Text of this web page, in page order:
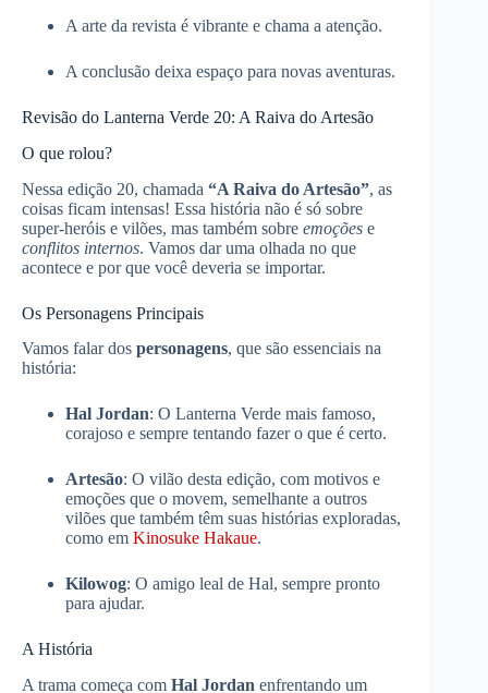
A arte da revista é vibrante e chama a atenção.
A conclusão deixa espaço para novas aventuras.
Revisão do Lanterna Verde 20: A Raiva do Artesão
O que rolou?
Nessa edição 20, chamada “A Raiva do Artesão”, as
coisas ficam intensas! Essa história não é só sobre
super-heróis e vilões, mas também sobre emoções e
conflitos internos. Vamos dar uma olhada no que
acontece e por que você deveria se importar.
Os Personagens Principais
Vamos falar dos personagens, que são essenciais na
história:
Hal Jordan: O Lanterna Verde mais famoso,
corajoso e sempre tentando fazer o que é certo.
Artesão: O vilão desta edição, com motivos e
emoções que o movem, semelhante a outros
vilões que também têm suas histórias exploradas,
como em Kinosuke Hakaue.
Kilowog: O amigo leal de Hal, sempre pronto
para ajudar.
A História
A trama começa com Hal Jordan enfrentando um